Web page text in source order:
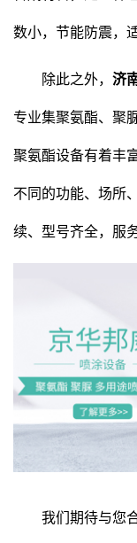
数小，节能防震，
除此之外， 济
专业集聚氨酯、聚
聚氨酯设备有着丰
不同的功能、场所
续、型号齐全，服
我们期待与您